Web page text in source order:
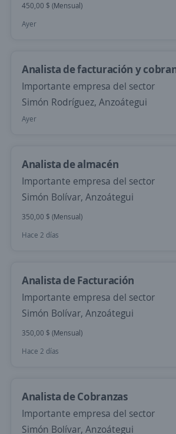
450,00 $ (Mensual)
Ayer
Analista de facturación y
Importante empresa del sector
Simón Rodríguez, Anzoátegui
Ayer
Analista de almacén
Importante empresa del sector
Simón Bolívar, Anzoátegui
350,00 $ (Mensual)
Hace 2 días
Analista de Facturación
Importante empresa del sector
Simón Bolívar, Anzoátegui
350,00 $ (Mensual)
Hace 2 días
Analista de Cobranzas
Importante empresa del sector
Simón Bolívar, Anzoátegui